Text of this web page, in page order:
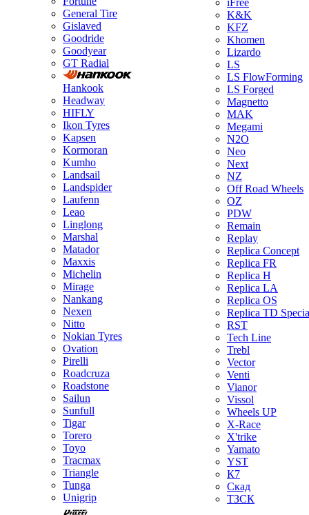
General Tire
Gislaved
Goodride
Goodyear
GT Radial
Hankook
Headway
HIFLY
Ikon Tyres
Kapsen
Kormoran
Kumho
Landsail
Landspider
Laufenn
Leao
Linglong
Marshal
Matador
Maxxis
Michelin
Mirage
Nankang
Nexen
Nitto
Nokian Tyres
Ovation
Pirelli
Roadcruza
Roadstone
Sailun
Sunfull
Tigar
Torero
Toyo
Tracmax
Triangle
Tunga
Unigrip
iFree
K&K
KFZ
Khomen
Lizardo
LS
LS FlowForming
LS Forged
Magnetto
MAK
Megami
N2O
Neo
Next
NZ
Off Road Wheels
OZ
PDW
Remain
Replay
Replica Concept
Replica FR
Replica H
Replica LA
Replica OS
Replica TD
RST
Tech Line
Trebl
Vector
Venti
Vianor
Vissol
Wheels UP
X-Race
X'trike
Yamato
YST
К7
Скад
ТЗСК